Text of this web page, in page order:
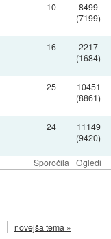
Sporočila Ogledi
10
8499
(7199)
16
2217
(1684)
25
10451
(8861)
24
11149
(9420)
novejša tema »